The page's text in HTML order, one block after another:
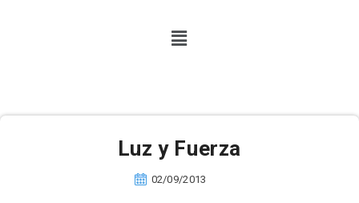
Luz y Fuerza
02/09/2013